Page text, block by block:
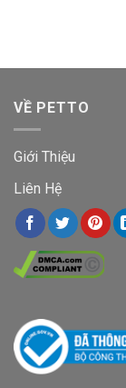
VỀ PETTO
Giới Thiệu
Liên Hệ